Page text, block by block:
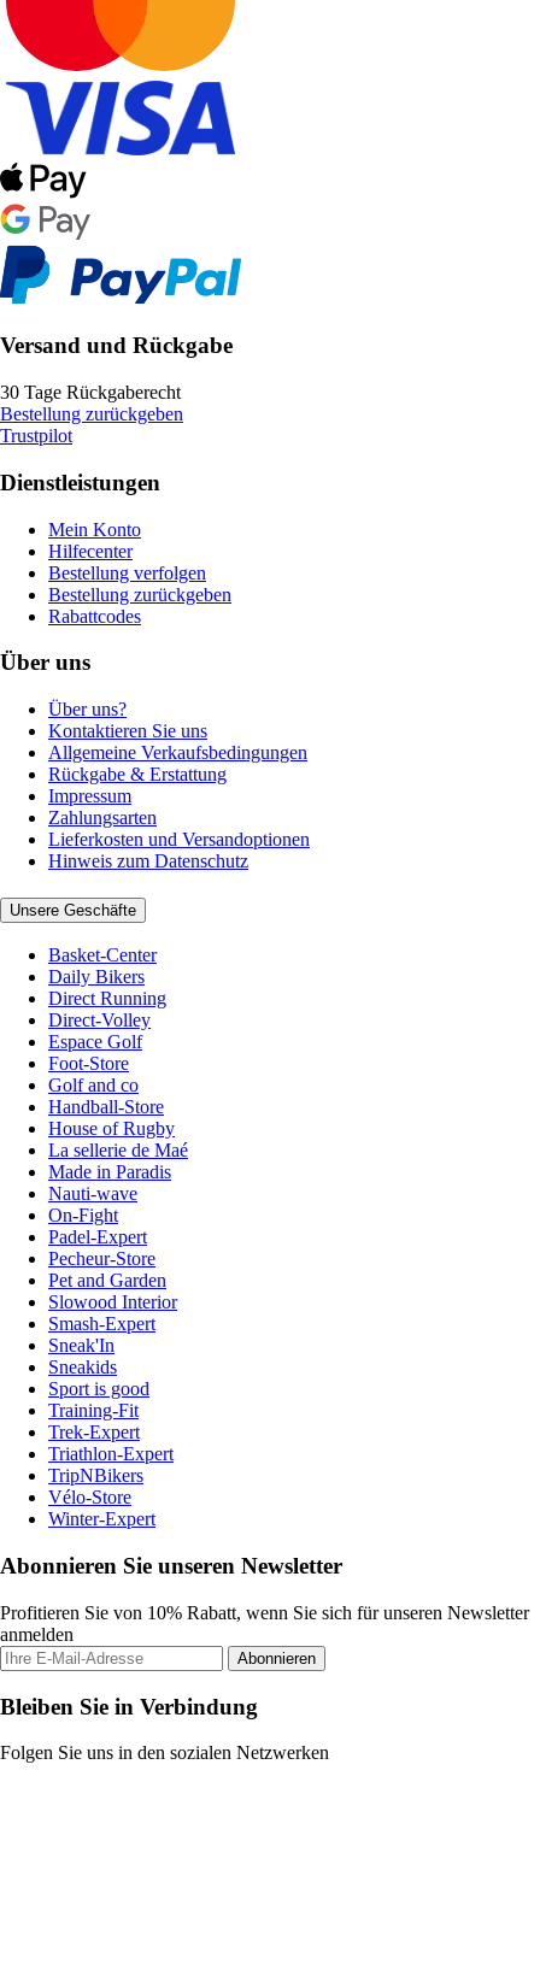
Versand und Rückgabe
30 Tage Rückgaberecht
Bestellung zurückgeben
Trustpilot
Dienstleistungen
Mein Konto
Hilfecenter
Bestellung verfolgen
Bestellung zurückgeben
Rabattcodes
Über uns
Über uns?
Kontaktieren Sie uns
Allgemeine Verkaufsbedingungen
Rückgabe & Erstattung
Impressum
Zahlungsarten
Lieferkosten und Versandoptionen
Hinweis zum Datenschutz
Unsere Geschäfte
Basket-Center
Daily Bikers
Direct Running
Direct-Volley
Espace Golf
Foot-Store
Golf and co
Handball-Store
House of Rugby
La sellerie de Maé
Made in Paradis
Nauti-wave
On-Fight
Padel-Expert
Pecheur-Store
Pet and Garden
Slowood Interior
Smash-Expert
Sneak'In
Sneakids
Sport is good
Training-Fit
Trek-Expert
Triathlon-Expert
TripNBikers
Vélo-Store
Winter-Expert
Abonnieren Sie unseren Newsletter
Profitieren Sie von 10% Rabatt, wenn Sie sich für unseren Newsletter
anmelden
Abonnieren
Bleiben Sie in Verbindung
Folgen Sie uns in den sozialen Netzwerken